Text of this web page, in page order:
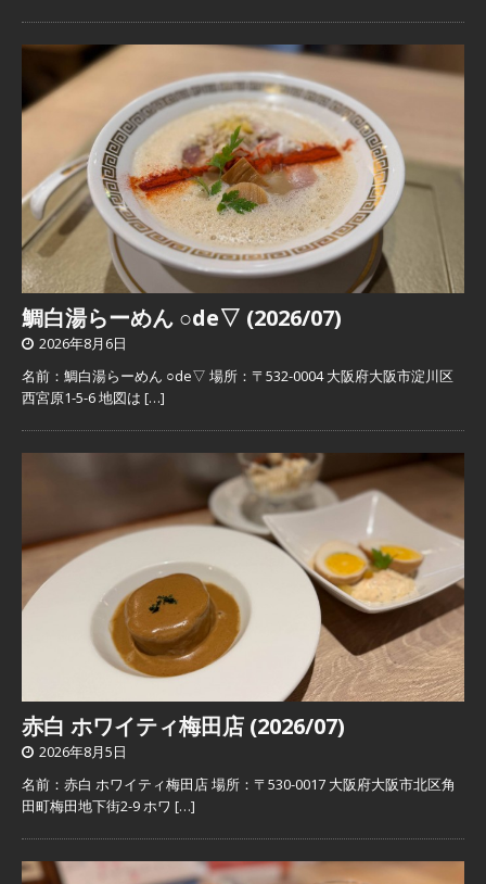
鯛白湯らーめん ○de▽ (2026/07)
2026年8月6日
名前：鯛白湯らーめん ○de▽ 場所：〒532-0004 大阪府大阪市淀川区
西宮原1-5-6 地図は […]
赤白 ホワイティ梅田店 (2026/07)
2026年8月5日
名前：赤白 ホワイティ梅田店 場所：〒530-0017 大阪府大阪市北区角
田町梅田地下街2-9 ホワ […]